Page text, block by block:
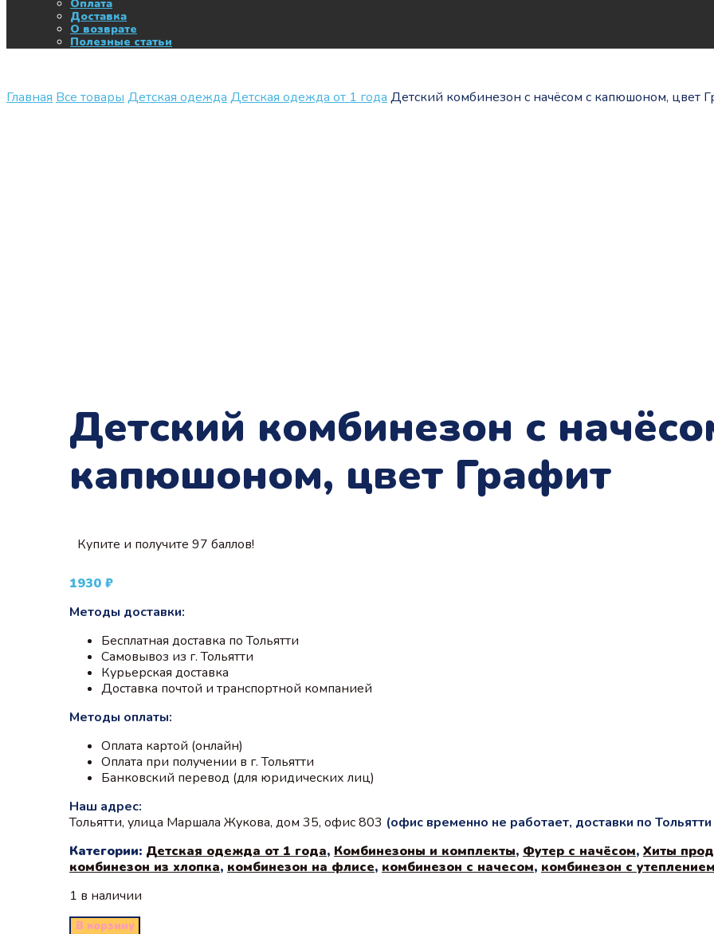
Оплата
Доставка
О возврате
Полезные статьи
Главная Все товары Детская одежда Детская одежда от 1 года Детский комбинезон с начёсом с капюшоном, цвет
Детский комбинезон с
капюшоном, цвет Графит
Купите и получите 97 баллов!
1930 ₽
Методы доставки:
Бесплатная доставка по Тольятти
Самовывоз из г. Тольятти
Курьерская доставка
Доставка почтой и транспортной компанией
Методы оплаты:
Оплата картой (онлайн)
Оплата при получении в г. Тольятти
Банковский перевод (для юридических лиц)
Наш адрес:
Тольятти, улица Маршала Жукова, дом 35, офис 803 (офис временно не работает, доставки по
Категории: Детская одежда от 1 года, Комбинезоны и комплекты, Футер с начёсом, Хиты
комбинезон из хлопка, комбинезон на флисе, комбинезон с начесом, комбинезон с
1 в наличии
В корзину